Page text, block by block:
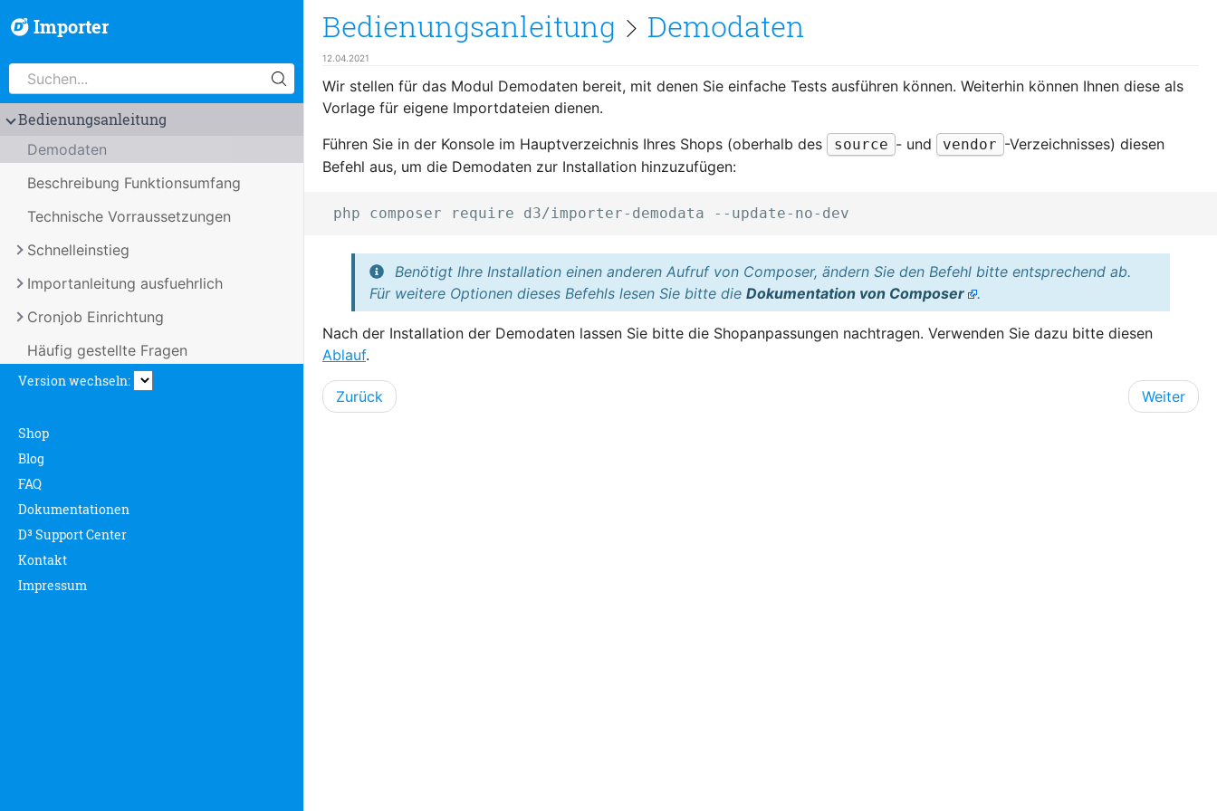
Importer
Bedienungsanleitung
Demodaten
Beschreibung Funktionsumfang
Technische Vorraussetzungen
Schnelleinstieg
Importanleitung ausfuehrlich
Cronjob Einrichtung
Häufig gestellte Fragen
Version wechseln:
Shop
Blog
FAQ
Dokumentationen
D³ Support Center
Kontakt
Impressum
Bedienungsanleitung Demodaten
12.04.2021
Wir stellen für das Modul Demodaten bereit, mit denen Sie einfache Tests ausführen können. Weiterhin können Ihnen diese als
Vorlage für eigene Importdateien dienen.
Führen Sie in der Konsole im Hauptverzeichnis Ihres Shops (oberhalb des
source - und vendor -Verzeichnisses) diesen
Befehl aus, um die Demodaten zur Installation hinzuzufügen:
Benötigt Ihre Installation einen anderen Aufruf von Composer, ändern Sie den Befehl bitte entsprechend ab.
Für weitere Optionen dieses Befehls lesen Sie bitte die Dokumentation von Composer .
Nach der Installation der Demodaten lassen Sie bitte die Shopanpassungen nachtragen. Verwenden Sie dazu bitte diesen
Ablauf.
Zurück Weiter